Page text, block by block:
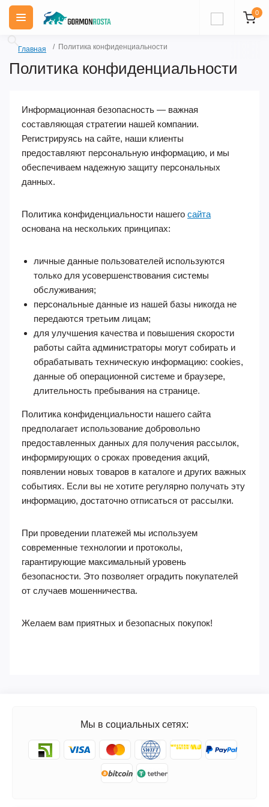
0
Главная Политика конфиденциальности
Политика конфиденциальности
Информационная безопасность — важная
составляющая стратегии нашей компании.
Регистрируясь на сайте, наши клиенты
предоставляют персональную информацию, и мы
обеспечиваем надежную защиту персональных
данных.
Политика конфиденциальности нашего сайта
основана на нескольких принципах:
личные данные пользователей используются
только для усовершенствования системы
обслуживания;
персональные данные из нашей базы никогда не
передаются третьим лицам;
для улучшения качества и повышения скорости
работы сайта администраторы могут собирать и
обрабатывать техническую информацию: cookies,
данные об операционной системе и браузере,
длительность пребывания на странице.
Политика конфиденциальности нашего сайта
предполагает использование добровольно
предоставленных данных для получения рассылок,
информирующих о сроках проведения акций,
появлении новых товаров в каталоге и других важных
событиях. Если вы не хотите регулярно получать эту
информацию, достаточно отписаться от рассылки.
При проведении платежей мы используем
современные технологии и протоколы,
гарантирующие максимальный уровень
безопасности. Это позволяет оградить покупателей
от случаев мошенничества.
Желаем вам приятных и безопасных покупок!
Мы в социальных сетях: